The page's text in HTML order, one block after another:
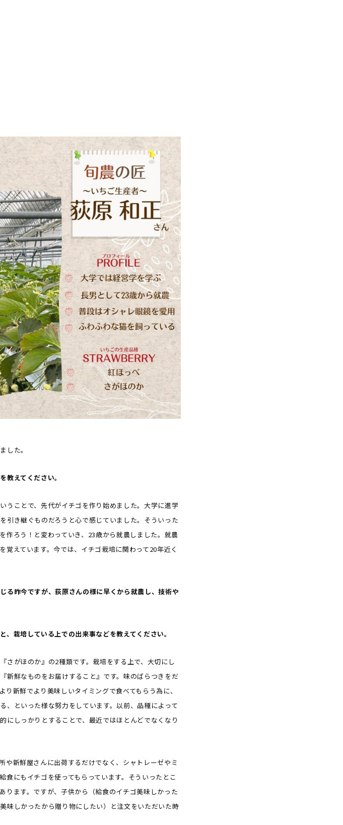
した。
教えてください。
うことで、先代がイチゴを作り始めました。大学に進学
引き継ぐものだろうと心で感じていました。そういった
作ろう！と変わっていき、23歳から就農しました。就農
えています。今では、イチゴ栽培に関わって20年近く
る昨今ですが、荻原さんの様に早くから就農し、技術や
栽培している上での出来事などを教えてください。
さがほのか』の2種類です。栽培をする上で、大切にし
新鮮なものをお届けすること』です。味のばらつきをだ
新鮮でより美味しいタイミングで食べてもらう為に、
、といった様な努力をしています。以前、品種によって
にしっかりとすることで、最近ではほとんどでなくなり
や新鮮屋さんに出荷するだけでなく、シャトレーゼやミ
食にもイチゴを使ってもらっています。そういったとこ
ります。ですが、子供から（給食のイチゴ美味しかった
味しかったから贈り物にしたい）と注文をいただいた時